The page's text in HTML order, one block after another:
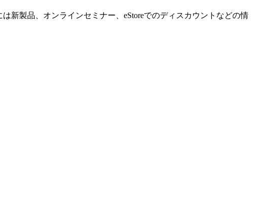
新製品、オンラインセミナー、eStoreでのディスカウントなどの情